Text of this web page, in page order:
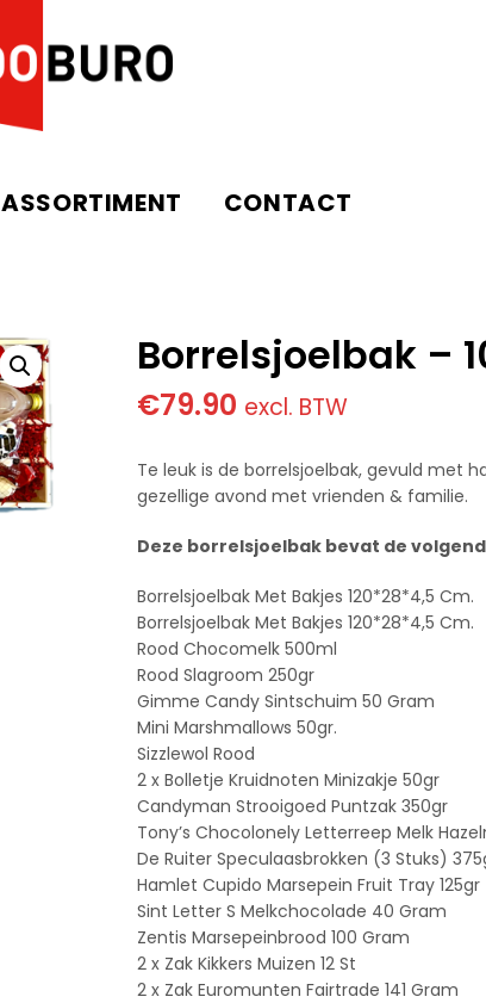
ASSORTIMENT CONTACT
Borrelsjoelbak –
€79.90 excl. BTW
Te leuk is de borrelsjoelbak, gevuld met
gezellige avond met vrienden & familie.
Deze borrelsjoelbak bevat de
Borrelsjoelbak Met Bakjes 120*28*4,5 Cm.
Borrelsjoelbak Met Bakjes 120*28*4,5 Cm.
Rood Chocomelk 500ml
Rood Slagroom 250gr
Gimme Candy Sintschuim 50 Gram
Mini Marshmallows 50gr.
Sizzlewol Rood
2 x Bolletje Kruidnoten Minizakje 50gr
Candyman Strooigoed Puntzak 350gr
Tony’s Chocolonely Letterreep Melk
De Ruiter Speculaasbrokken (3 Stuks)
Hamlet Cupido Marsepein Fruit Tray 125gr
Sint Letter S Melkchocolade 40 Gram
Zentis Marsepeinbrood 100 Gram
2 x Zak Kikkers Muizen 12 St
2 x Zak Euromunten Fairtrade 141 Gram